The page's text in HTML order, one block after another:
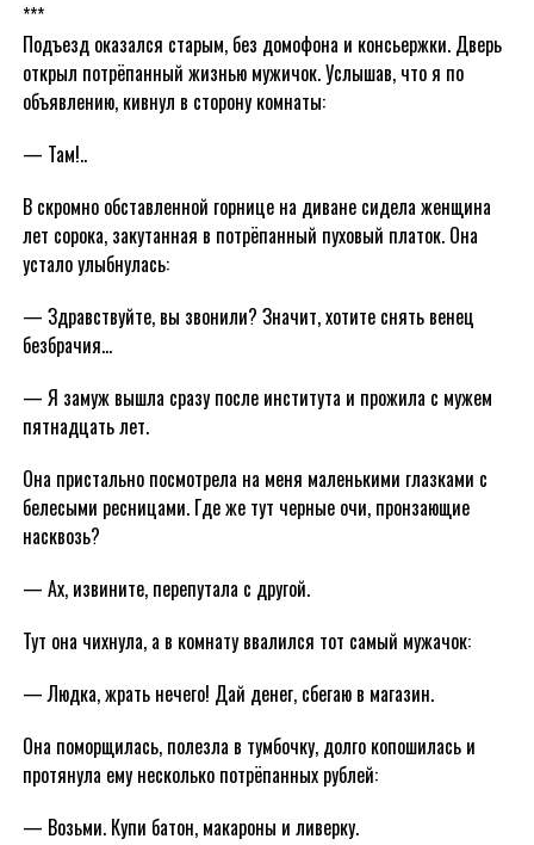
***
Подъезд оказался старым, без домофона и консьержки. Дверь
открыл потрёпанный жизнью мужичок. Услышав, что я по
объявлению, кивнул в сторону комнаты:
— Там!..
В скромно обставленной горнице на диване сидела женщина
лет сорока, закутанная в потрёпанный пуховый платок. Она
устало улыбнулась:
— Здравствуйте, вы звонили? Значит, хотите снять венец
безбрачия…
— Я замуж вышла сразу после института и прожила с мужем
пятнадцать лет.
Она пристально посмотрела на меня маленькими глазками с
белесыми ресницами. Где же тут черные очи, пронзающие
насквозь?
— Ах, извините, перепутала с другой.
Тут она чихнула, а в комнату ввалился тот самый мужачок:
— Людка, жрать нечего! Дай денег, сбегаю в магазин.
Она поморщилась, полезла в тумбочку, долго копошилась и
протянула ему несколько потрёпанных рублей:
— Возьми. Купи батон, макароны и ливерку.